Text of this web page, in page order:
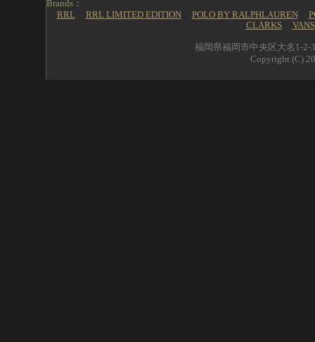
Brands：
RRL
RRL LIMITED EDITION POLO BY RALPHLAUREN
CLARKS
VANS
福岡県福岡市中央区大名1-2-
Copyright (C)